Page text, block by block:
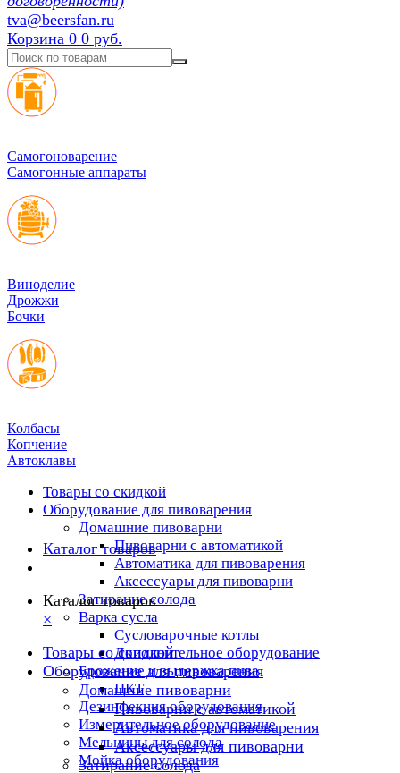
tva@beersfan.ru
Корзина 0 0 руб.
Cамогоноварение
Самогонные аппараты
Виноделие
Дрожжи
Бочки
Колбасы
Копчение
Автоклавы
Товары со скидкой
Оборудование для пивоварения
Домашние пивоварни
Пивоварни с автоматикой
Автоматика для пивоварения
Аксессуары для пивоварни
Затирание солода
Варка сусла
Cусловарочные котлы
Дополнительное оборудование
Брожение и выдержка пива
ЦКТ
Дезинфекция оборудования
Измерительное оборудование
Мельницы для солода
Мойка оборудования
Каталог товаров
Каталог товаров
×
Товары со скидкой
Оборудование для пивоварения
Домашние пивоварни
Пивоварни с автоматикой
Автоматика для пивоварения
Аксессуары для пивоварни
Затирание солода